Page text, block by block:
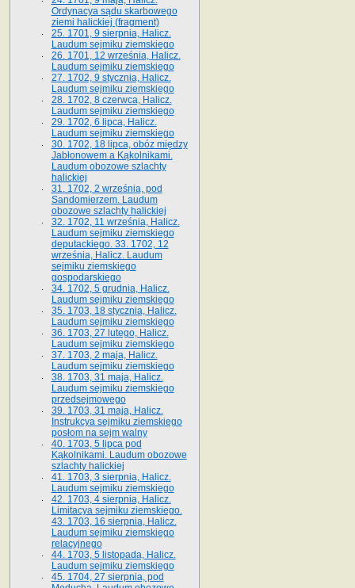
Ordynacya sądu skarbowego
ziemi halickiej (fragment)
25. 1701, 9 sierpnia, Halicz.
Laudum sejmiku ziemskiego
26. 1701, 12 września, Halicz.
Laudum sejmiku ziemskiego
27. 1702, 9 stycznia, Halicz.
Laudum sejmiku ziemskiego
28. 1702, 8 czerwca, Halicz.
Laudum sejmiku ziemskiego
29. 1702, 6 lipca, Halicz.
Laudum sejmiku ziemskiego
30. 1702, 18 lipca, obóz między
Jabłonowem a Kąkolnikami.
Laudum obozowe szlachty
halickiej
31. 1702, 2 września, pod
Sandomierzem. Laudum
obozowe szlachty halickiej
32. 1702, 11 września, Halicz.
Laudum sejmiku ziemskiego
deputackiego. 33. 1702, 12
września, Halicz. Laudum
sejmiku ziemskiego
gospodarskiego
34. 1702, 5 grudnia, Halicz.
Laudum sejmiku ziemskiego
35. 1703, 18 stycznia, Halicz.
Laudum sejmiku ziemskiego
36. 1703, 27 lutego, Halicz.
Laudum sejmiku ziemskiego
37. 1703, 2 maja, Halicz.
Laudum sejmiku ziemskiego
38. 1703, 31 maja, Halicz.
Laudum sejmiku ziemskiego
przedsejmowego
39. 1703, 31 maja, Halicz.
Instrukcya sejmiku ziemskiego
posłom na sejm walny
40. 1703, 5 lipca pod
Kąkolnikami. Laudum obozowe
szlachty halickiej
41­. 1703, 3 sierpnia, Halicz.
Laudum sejmiku ziemskiego
42. 1703, 4 sierpnia, Halicz.
Limitacya sejmiku ziemskiego.
43. 1703, 16 sierpnia, Halicz.
Laudum sejmiku ziemskiego
relacyjnego
44. 1703, 5 listopada, Halicz.
Laudum sejmiku ziemskiego
45. 1704, 27 sierpnia, pod